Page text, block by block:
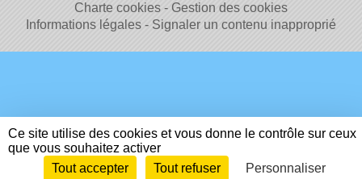
Charte cookies
Gestion des cookies
Informations légales
Signaler un contenu inapproprié
Envie de participer ? Connexion
Ce site utilise des cookies et vous donne le contrôle sur ceux
que vous souhaitez activer
Tout accepter
Tout refuser Personnaliser